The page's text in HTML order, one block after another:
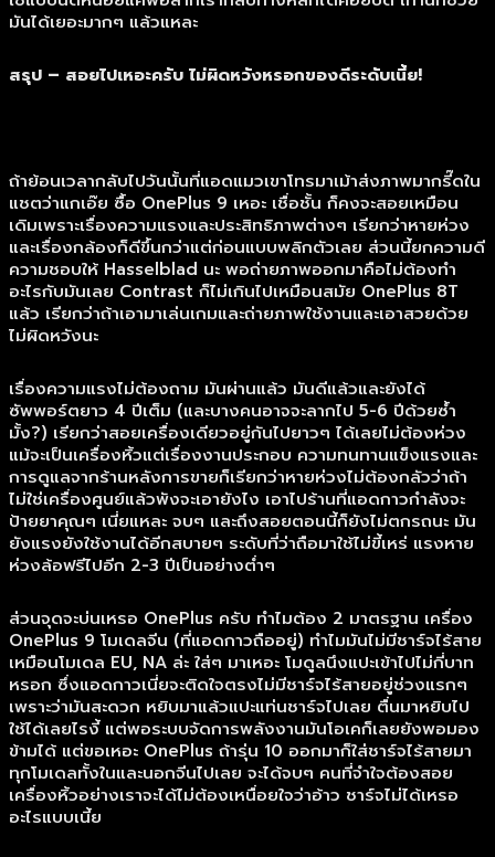
มันได้เยอะมากๆ แล้วแหละ
สรุป – สอยไปเหอะครับ ไม่ผิดหวังหรอกของดีระดับเนี้ย!
ถ้าย้อนเวลากลับไปวันนั้นที่แอดแมวเขาโทรมาเม้าส่งภาพมากรี๊ดใน
แชตว่าแกเอ๊ย ซื้อ OnePlus 9 เหอะ เชื่อชั้น ก็คงจะสอยเหมือน
เดิมเพราะเรื่องความแรงและประสิทธิภาพต่างๆ เรียกว่าหายห่วง
และเรื่องกล้องก็ดีขึ้นกว่าแต่ก่อนแบบพลิกตัวเลย ส่วนนี้ยกความดี
ความชอบให้ Hasselblad นะ พอถ่ายภาพออกมาคือไม่ต้องทำ
อะไรกับมันเลย Contrast ก็ไม่เกินไปเหมือนสมัย OnePlus 8T
แล้ว เรียกว่าถ้าเอามาเล่นเกมและถ่ายภาพใช้งานและเอาสวยด้วย
ไม่ผิดหวังนะ
เรื่องความแรงไม่ต้องถาม มันผ่านแล้ว มันดีแล้วและยังได้
ซัพพอร์ตยาว 4 ปีเต็ม (และบางคนอาจจะลากไป 5-6 ปีด้วยซ้ำ
มั้ง?) เรียกว่าสอยเครื่องเดียวอยู่กันไปยาวๆ ได้เลยไม่ต้องห่วง
แม้จะเป็นเครื่องหิ้วแต่เรื่องงานประกอบ ความทนทานแข็งแรงและ
การดูแลจากร้านหลังการขายก็เรียกว่าหายห่วงไม่ต้องกลัวว่าถ้า
ไม่ใช่เครื่องศูนย์แล้วพังจะเอายังไง เอาไปร้านที่แอดกาวกำลังจะ
ป้ายยาคุณๆ เนี่ยแหละ จบๆ และถึงสอยตอนนี้ก็ยังไม่ตกรถนะ มัน
ยังแรงยังใช้งานได้อีกสบายๆ ระดับที่ว่าถือมาใช้ไม่ขี้เหร่ แรงหาย
ห่วงล้อฟรีไปอีก 2-3 ปีเป็นอย่างต่ำๆ
ส่วนจุดจะบ่นเหรอ OnePlus ครับ ทำไมต้อง 2 มาตรฐาน เครื่อง
OnePlus 9 โมเดลจีน (ที่แอดกาวถืออยู่) ทำไมมันไม่มีชาร์จไร้สาย
เหมือนโมเดล EU, NA ล่ะ ใส่ๆ มาเหอะ โมดูลนึงแปะเข้าไปไม่กี่บาท
หรอก ซึ่งแอดกาวเนี่ยจะติดใจตรงไม่มีชาร์จไร้สายอยู่ช่วงแรกๆ
เพราะว่ามันสะดวก หยิบมาแล้วแปะแท่นชาร์จไปเลย ตื่นมาหยิบไป
ใช้ได้เลยไรงี้ แต่พอระบบจัดการพลังงานมันโอเคก็เลยยังพอมอง
ข้ามได้ แต่ขอเหอะ OnePlus ถ้ารุ่น 10 ออกมาก็ใส่ชาร์จไร้สายมา
ทุกโมเดลทั้งในและนอกจีนไปเลย จะได้จบๆ คนที่จำใจต้องสอย
เครื่องหิ้วอย่างเราจะได้ไม่ต้องเหนื่อยใจว่าอ้าว ชาร์จไม่ได้เหรอ
อะไรแบบเนี้ย